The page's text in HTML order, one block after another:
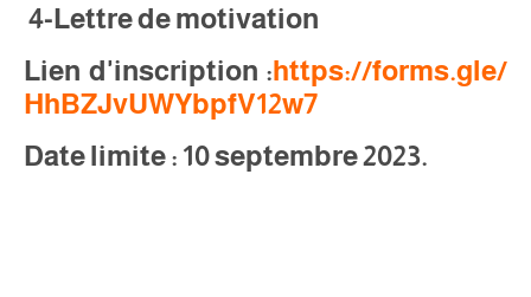
4-Lettre de motivation
Lien d'inscription :https://forms.gle/
HhBZJvUWYbpfV12w7
Date limite : 10 septembre 2023.